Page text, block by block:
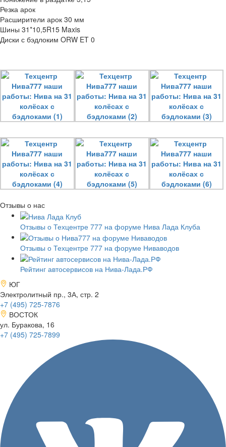
Резка арок
Расширители арок 30 мм
Шины 31*10,5R15 Maxis
Диски с бэдлоким ORW ET 0
Отзывы о нас
Отзывы о Техцентре 777 на форуме Нива Лада Клуба
Отзывы о Техцентре 777 на форуме Ниваводов
Рейтинг автосервисов на Нива-Лада.РФ
ЮГ
Электролитный пр., 3А, стр. 2
+7 (495) 725-7876
ВОСТОК
ул. Буракова, 16
+7 (495) 725-7899